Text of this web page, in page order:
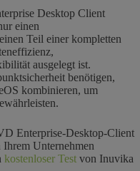
Desktop Client
einen
Teil einer kompletten
ausgelegt ist.
benötigen,
kombinieren, um
Enterprise-Desktop-Client
Unternehmen
kostenloser Test von Inuvika